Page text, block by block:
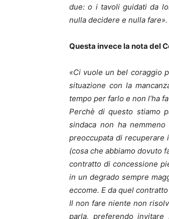
due: o i tavoli guidati da
nulla decidere e nulla fare».
Questa invece la nota del
«Ci vuole un bel coraggio
situazione con la
tempo per farlo e non l’ha
Perchè di questo stiamo
sindaca non ha
preoccupata di recuperare
(cosa che abbiamo dovuto
contratto di concessione
in un degrado sempre
eccome. E da quel
Il non fare niente non
parla, preferendo